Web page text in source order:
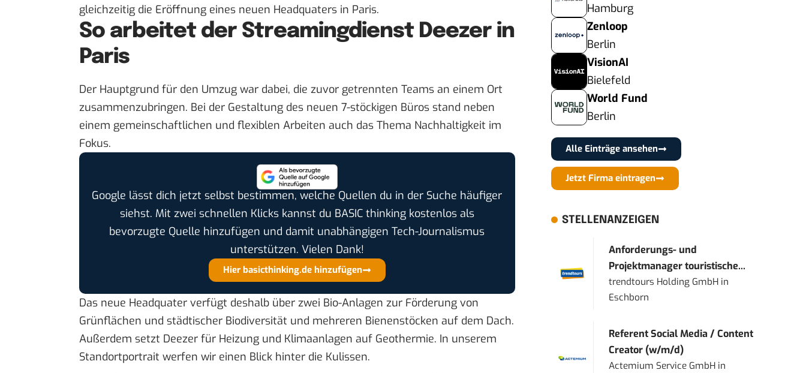
gleichzeitig die Eröffnung eines neuen Headquaters in Paris.
So arbeitet der Streamingdienst Deezer in
Paris
Der Hauptgrund für den Umzug war dabei, die zuvor getrennten Teams an einem Ort
zusammenzubringen. Bei der Gestaltung des neuen 7-stöckigen Büros stand neben
einem gemeinschaftlichen und flexiblen Arbeiten auch das Thema Nachhaltigkeit im
Fokus.
Google lässt dich jetzt selbst bestimmen, welche Quellen du in der Suche häufiger
siehst. Mit zwei schnellen Klicks kannst du BASIC thinking kostenlos als
bevorzugte Quelle hinzufügen und damit unabhängigen Tech-Journalismus
unterstützen. Vielen Dank!
Hier basicthinking.de hinzufügen
Das neue Headquater verfügt deshalb über zwei Bio-Anlagen zur Förderung von
Grünflächen und städtischer Biodiversität und mehreren Bienenstöcken auf dem Dach.
Außerdem setzt Deezer für Heizung und Klimaanlagen auf Geothermie. In unserem
Standortportrait werfen wir einen Blick hinter die Kulissen.
Hamburg
Zenloop
Berlin
VisionAI
Bielefeld
World Fund
Berlin
Alle Einträge ansehen
Jetzt Firma eintragen
STELLENANZEIGEN
Anforderungs- und
Projektmanager touristische...
trendtours Holding GmbH in
Eschborn
Referent Social Media / Content
Creator (w/m/d)
Actemium Service GmbH in